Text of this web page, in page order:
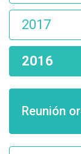
2017
2016
Reunión